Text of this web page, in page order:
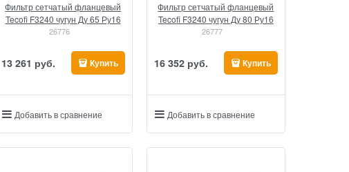
Фильтр сетчатый фланцевый
Tecofi F3240 чугун Ду 65 Ру16
26776
13 261 руб. Купить
Добавить в сравнение
Фильтр сетчатый фланцевый
Tecofi F3240 чугун Ду 80 Ру16
26777
16 352 руб. Купить
Добавить в сравнение